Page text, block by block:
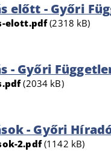
előtt - Győri
elott.pdf(2318 kB)
- Győri
(2034 kB)
- Győri
2.pdf(1142 kB)